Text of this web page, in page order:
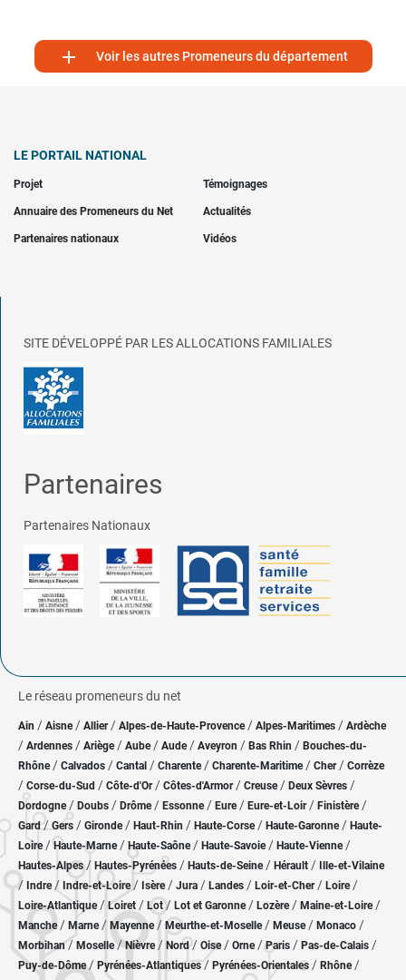
 Voir les autres Promeneurs du département
LE PORTAIL NATIONAL
Projet Témoignages
Annuaire des Promeneurs du Net Actualités
Partenaires nationaux Vidéos
SITE DÉVELOPPÉ PAR LES ALLOCATIONS FAMILIALES
Partenaires
Partenaires Nationaux
Le réseau promeneurs du net
Ain / Aisne/ Allier/ Alpes-de-Haute-Provence / Alpes-Maritimes / Ardèche
/ Ardennes / Ariège/ Aube/ Aude / Aveyron / Bas Rhin / Bouches-du-
Rhône/ Calvados / Cantal / Charente / Charente-Maritime/ Cher / Corrèze
/ Corse-du-Sud / Côte-d'Or / Côtes-d'Armor/ Creuse/ Deux Sèvres /
Dordogne/ Doubs / Drôme/ Essonne / Eure/ Eure-et-Loir / Finistère/
Gard/Gers / Gironde/ Haut-Rhin / Haute-Corse/ Haute-Garonne/ Haute-
Loire/Haute-Marne/ Haute-Saône/ Haute-Savoie/ Haute-Vienne/
Hautes-Alpes/ Hautes-Pyrénées / Hauts-de-Seine/ Hérault / Ille-et-Vilaine
/ Indre/ Indre-et-Loire/ Isère/ Jura / Landes / Loir-et-Cher/ Loire/
Loire-Atlantique/ Loiret / Lot/ Lot et Garonne/ Lozère / Maine-et-Loire/
Manche/ Marne/ Mayenne/ Meurthe-et-Moselle/ Meuse/ Monaco /
Morbihan/ Moselle/ Nièvre / Nord/ Oise / Orne/Paris / Pas-de-Calais /
Puy-de-Dôme/ Pyrénées-Atlantiques / Pyrénées-Orientales / Rhône/